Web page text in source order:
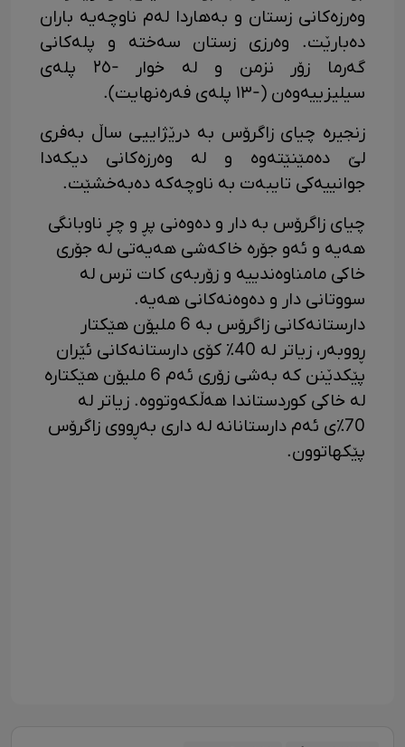
وەرزەکانی زستان و بەهاردا لەم ناوچەیە باران
دەبارێت. وەرزی زستان سەختە و پلەکانی
گەرما زۆر نزمن و لە خوار -٢٥ پلەی
سیلیزییەوەن (-١٣ پلەی فەرەنهایت).
زنجیرە چیای زاگرۆس بە درێژاییی ساڵ بەفری
لێ دەمێنێتەوە و لە وەرزەکانی دیکەدا
جوانییەکی تایبەت بە ناوچەکە دەبەخشێت.
چیای زاگرۆس بە دار و دەوەنی پڕ و چڕ ناوبانگی
هەیە و ئەو جۆرە خاکەشی هەیەتی لە جۆری
خاکی مامناوەندییە و زۆربەی کات ترس لە
سووتانی دار و دەوەنەکانی هەیە.
دارستانەکانی زاگرۆس بە 6 ملیۆن هێکتار
ڕووبەر، زیاتر لە 40٪ کۆی دارستانەکانی ئێران
پێکدێنن کە بەشی زۆری ئەم 6 ملیۆن هێکتارە
لە خاکی کوردستاندا هەڵکەوتووە. زیاتر لە
70٪ی ئەم دارستانانە لە داری بەڕووی زاگرۆس
پێکهاتوون.